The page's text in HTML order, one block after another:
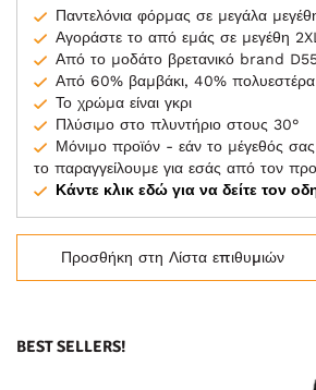
Παντελόνια φόρμας σε μεγάλα
Αγοράστε το από εμάς σε μεγέθη
Από το μοδάτο βρετανικό brand
Από 60% βαμβάκι, 40% πολυεστέρα
Το χρώμα είναι γκρι
Πλύσιμο στο πλυντήριο στους 30°
Μόνιμο προϊόν - εάν το μέγεθός σας
το παραγγείλουμε για εσάς από τον
Κάντε κλικ εδώ για να δείτε τον
Προσθήκη στη Λίστα επιθυμιών
BEST SELLERS!